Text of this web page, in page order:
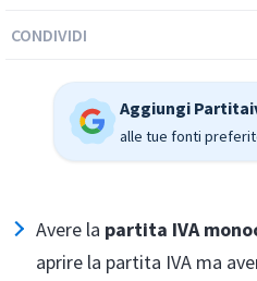
CONDIVIDI
Aggiungi
alle tue fonti
Avere la partita IVA
aprire la partita IVA ma